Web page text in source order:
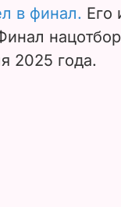
в финал. Его
2025 года.